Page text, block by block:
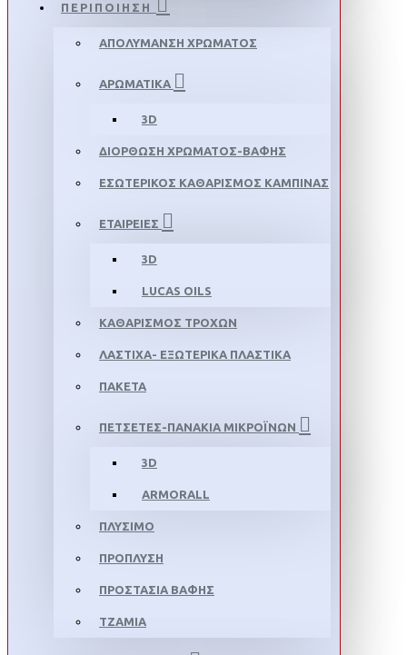
ΠΕΡΙΠΟΙΗΣΗ
ΑΠΟΛΥΜΑΝΣΗ ΧΡΩΜΑΤΟΣ
ΑΡΩΜΑΤΙΚΑ
3D
ΔΙΟΡΘΩΣΗ ΧΡΩΜΑΤΟΣ-ΒΑΦΗΣ
ΕΣΩΤΕΡΙΚΟΣ ΚΑΘΑΡΙΣΜΟΣ ΚΑΜΠΙΝΑΣ
ΕΤΑΙΡΕΙΕΣ
3D
LUCAS OILS
ΚΑΘΑΡΙΣΜΟΣ ΤΡΟΧΩΝ
ΛΑΣΤΙΧΑ- ΕΞΩΤΕΡΙΚΑ ΠΛΑΣΤΙΚΑ
ΠΑΚΕΤΑ
ΠΕΤΣΕΤΕΣ-ΠΑΝΑΚΙΑ ΜΙΚΡΟΪΝΩΝ
3D
ARMORALL
ΠΛΥΣΙΜΟ
ΠΡΟΠΛΥΣΗ
ΠΡΟΣΤΑΣΙΑ ΒΑΦΗΣ
ΤΖΑΜΙΑ